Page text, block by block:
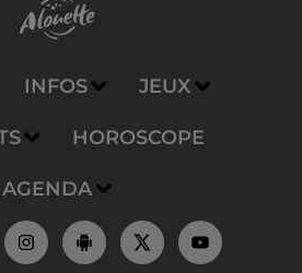
INFOS JEUX
HOROSCOPE
AGENDA